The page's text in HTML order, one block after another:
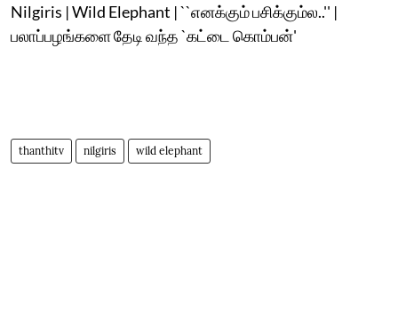
Nilgiris | Wild Elephant | ``எனக்கும் பசிக்கும்ல..'' |
பலாப்பழங்களை தேடி வந்த `கட்டை கொம்பன்'
thanthitv nilgiris wild elephant